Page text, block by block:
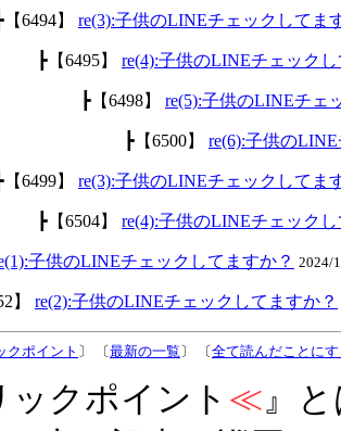
┣【6494】 re(3):子供のLINEチェックしてま
┣【6495】 re(4):子供のLINEチェック
┣【6498】 re(5):子供のLINEチェ
┣【6500】 re(6):子供の
┣【6499】 re(3):子供のLINEチェックしてま
┣【6504】 re(4):子供のLINEチェック
子供のLINEチェックしてますか？ 2024/
】 re(2):子供のLINEチェックしてますか？
クポイント 〕 〔最新の一覧 〕 〔全て読んだことに
クポイント ≪』